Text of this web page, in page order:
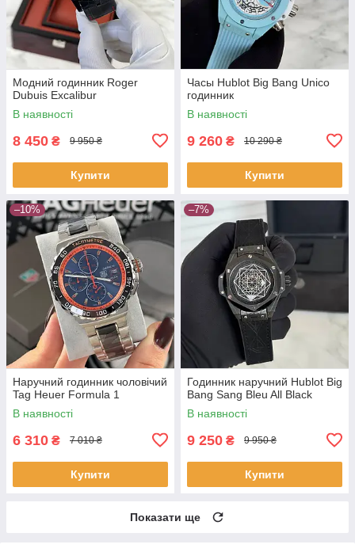
Модний годинник Roger
Dubuis Excalibur
В наявності
8 450 ₴ 9 950 ₴
Купити
Часы Hublot Big Bang Unico
годинник
В наявності
9 260 ₴ 10 290 ₴
Купити
–10%
Наручний годинник чоловічий
Tag Heuer Formula 1
В наявності
6 310 ₴ 7 010 ₴
Купити
–7%
Годинник наручний Hublot Big
Bang Sang Bleu All Black
В наявності
9 250 ₴ 9 950 ₴
Купити
Показати ще